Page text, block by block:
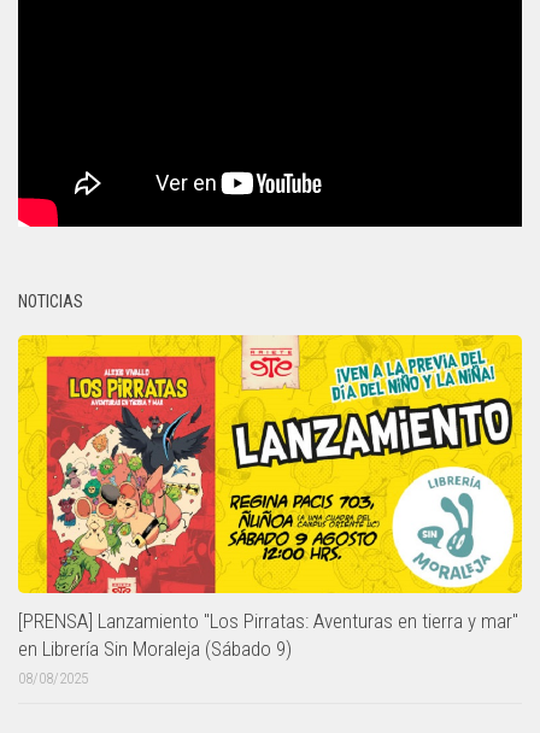
NOTICIAS
[PRENSA] Lanzamiento "Los Pirratas: Aventuras en tierra y mar"
en Librería Sin Moraleja (Sábado 9)
08/08/2025